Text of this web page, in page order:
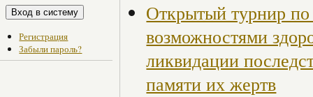
Регистрация
Забыли пароль?
Открытый турнир
возможностями
ликвидации
памяти их жертв